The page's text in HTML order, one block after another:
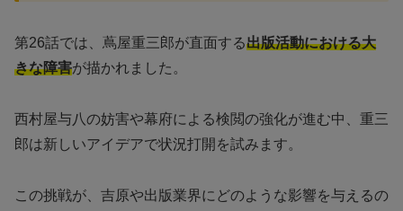
第26話では、蔦屋重三郎が直面する出版活動における大
きな障害が描かれました。
西村屋与八の妨害や幕府による検閲の強化が進む中、重三
郎は新しいアイデアで状況打開を試みます。
この挑戦が、吉原や出版業界にどのような影響を与えるの